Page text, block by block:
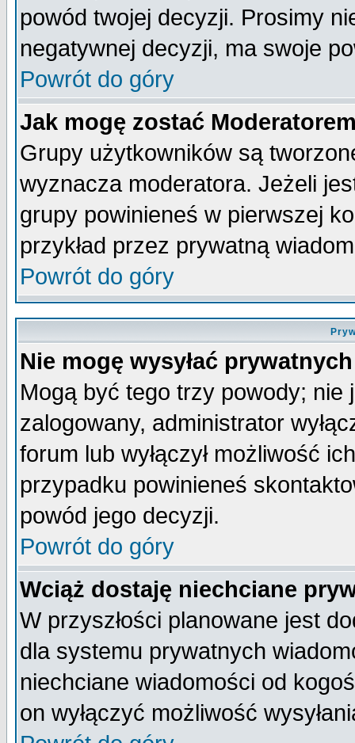
powód twojej decyzji. Prosimy
negatywnej decyzji, ma swoje
Powrót do góry
Jak mogę zostać
Grupy użytkowników są
wyznacza moderatora. Jeżeli
grupy powinieneś w pierwszej
przykład przez prywatną
Powrót do góry
Nie mogę wysyłać
Mogą być tego trzy powody;
zalogowany, administrator
forum lub wyłączył możliwość
przypadku powinieneś
powód jego decyzji.
Powrót do góry
Wciąż dostaję niechciane
W przyszłości planowane jest
dla systemu prywatnych
niechciane wiadomości od
on wyłączyć możliwość